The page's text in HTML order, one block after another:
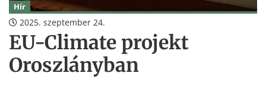
Hír
2025. szeptember 24.
EU-Climate projekt
Oroszlányban